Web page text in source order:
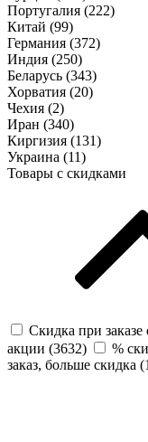
Португалия (222)
Китай (99)
Германия (372)
Индия (250)
Беларусь (343)
Хорватия (20)
Чехия (2)
Иран (340)
Киргизия (131)
Украина (11)
Товары с скидками
Скидка при
акции (3632)
%
заказ, больше скидка (